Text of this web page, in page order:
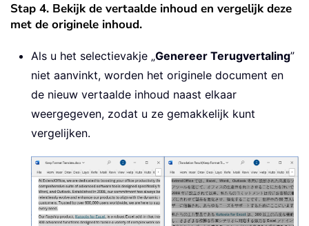
Stap 4. Bekijk de vertaalde inhoud en vergelijk deze
met de originele inhoud.
Als u het selectievakje „Genereer Terugvertaling”
niet aanvinkt, worden het originele document en
de nieuw vertaalde inhoud naast elkaar
weergegeven, zodat u ze gemakkelijk kunt
vergelijken.